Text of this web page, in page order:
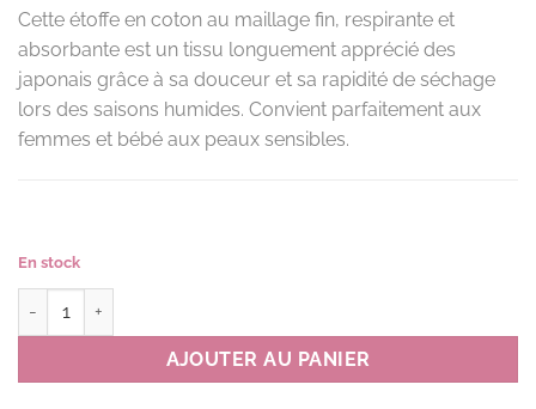
Cette étoffe en coton au maillage fin, respirante et
absorbante est un tissu longuement apprécié des
japonais grâce à sa douceur et sa rapidité de séchage
lors des saisons humides. Convient parfaitement aux
femmes et bébé aux peaux sensibles.
En stock
AJOUTER AU PANIER